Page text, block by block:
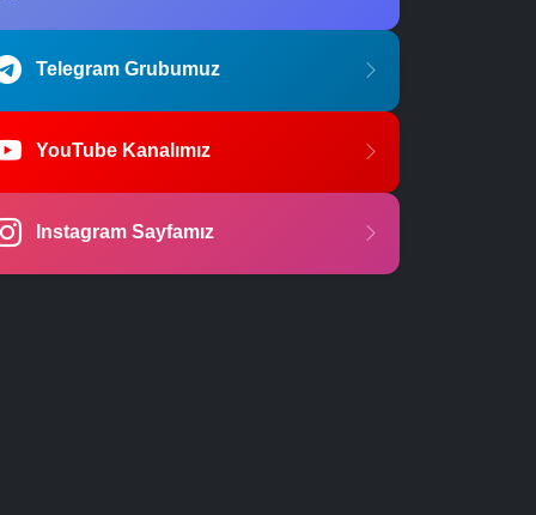
Telegram Grubumuz
YouTube Kanalımız
Instagram Sayfamız